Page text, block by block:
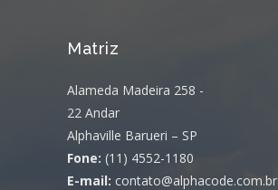
Matriz
Alameda Madeira 258 -
22 Andar
Alphaville Barueri – SP
Fone: (11) 4552-1180
E-mail: contato@alphacode.com.br